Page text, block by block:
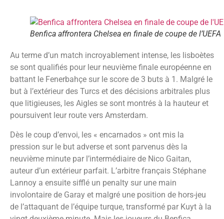
Benfica affrontera Chelsea en finale de coupe de l’UEFA
Au terme d’un match incroyablement intense, les lisboètes
se sont qualifiés pour leur neuvième finale européenne en
battant le Fenerbahçe sur le score de 3 buts à 1. Malgré le
but à l’extérieur des Turcs et des décisions arbitrales plus
que litigieuses, les Aigles se sont montrés à la hauteur et
poursuivent leur route vers Amsterdam.
Dès le coup d’envoi, les « encarnados » ont mis la
pression sur le but adverse et sont parvenus dès la
neuvième minute par l’intermédiaire de Nico Gaitan,
auteur d’un extérieur parfait. L’arbitre français Stéphane
Lannoy a ensuite sifflé un penalty sur une main
involontaire de Garay et malgré une position de hors-jeu
de l’attaquant de l’équipe turque, transformé par Kuyt à la